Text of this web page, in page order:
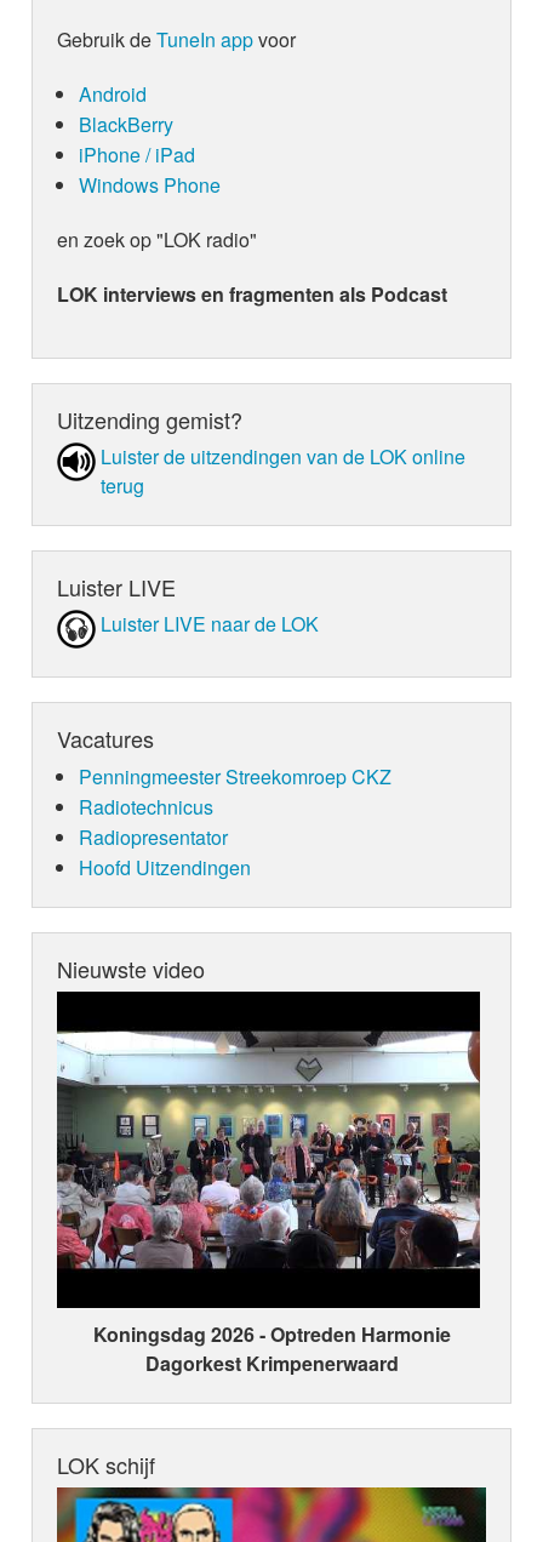
Gebruik deTuneIn appvoor
Android
BlackBerry
iPhone / iPad
Windows Phone
en zoek op "LOK radio"
LOK interviews en fragmenten als Podcast
Uitzending gemist?
Luister de uit­zen­din­gen van de LOK online
terug
Luister LIVE
Luister LIVE naar de LOK
Vacatures
Penningmeester Streekomroep CKZ
Radiotechnicus
Radiopresentator
Hoofd Uitzendingen
Nieuwste video
Koningsdag 2026 ‑ Optreden Harmonie
Dagorkest Krimpenerwaard
LOK schijf